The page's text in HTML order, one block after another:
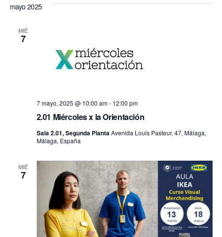
de
la
mayo 2025
MIÉ
7
2.01 Miércoles x la Orientación
7 mayo, 2025 @ 10:00 am- 12:00 pm
Sala 2.01, Segunda PlantaAvenida Louis Pasteur, 47, Málaga,
Málaga, España
MIÉ
7